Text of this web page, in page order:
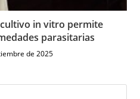
in vitro permite
parasitarias
de 2025